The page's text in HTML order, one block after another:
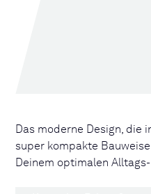
Das moderne Design, die
super kompakte
Deinem optimalen